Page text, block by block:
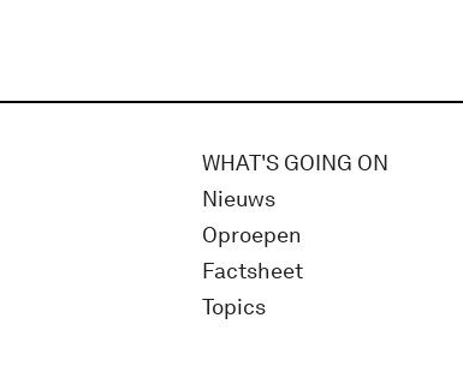
WHAT'S GOING ON
Nieuws
Oproepen
Factsheet
Topics